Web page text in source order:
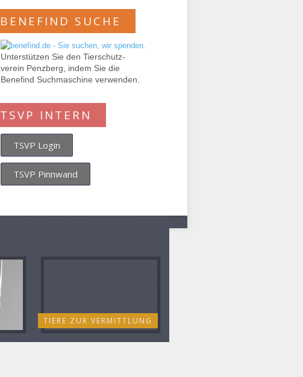
BENEFIND SUCHE
Unterstützen Sie den Tierschutz-
verein Penzberg, indem Sie die
Benefind Suchmaschine verwenden.
TSVP INTERN
TSVP Login
TSVP Pinnwand
TIERE ZUR VERMITTLUNG